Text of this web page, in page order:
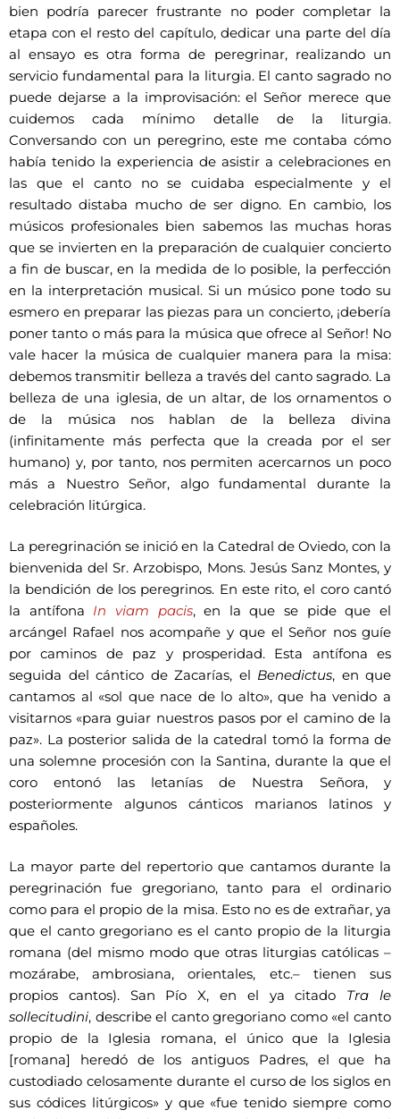
bien podría parecer frustrante no poder completar la
etapa con el resto del capítulo, dedicar una parte del día
al ensayo es otra forma de peregrinar, realizando un
servicio fundamental para la liturgia. El canto sagrado no
puede dejarse a la improvisación: el Señor merece que
cuidemos cada mínimo detalle de la liturgia.
Conversando con un peregrino, este me contaba cómo
había tenido la experiencia de asistir a celebraciones en
las que el canto no se cuidaba especialmente y el
resultado distaba mucho de ser digno. En cambio, los
músicos profesionales bien sabemos las muchas horas
que se invierten en la preparación de cualquier concierto
a fin de buscar, en la medida de lo posible, la perfección
en la interpretación musical. Si un músico pone todo su
esmero en preparar las piezas para un concierto, ¡debería
poner tanto o más para la música que ofrece al Señor! No
vale hacer la música de cualquier manera para la misa:
debemos transmitir belleza a través del canto sagrado. La
belleza de una iglesia, de un altar, de los ornamentos o
de la música nos hablan de la belleza divina
(infinitamente más perfecta que la creada por el ser
humano) y, por tanto, nos permiten acercarnos un poco
más a Nuestro Señor, algo fundamental durante la
celebración litúrgica.
La peregrinación se inició en la Catedral de Oviedo, con la
bienvenida del Sr. Arzobispo, Mons. Jesús Sanz Montes, y
la bendición de los peregrinos. En este rito, el coro cantó
la antífona In viam pacis, en la que se pide que el
arcángel Rafael nos acompañe y que el Señor nos guíe
por caminos de paz y prosperidad. Esta antífona es
seguida del cántico de Zacarías, el Benedictus, en que
cantamos al «sol que nace de lo alto», que ha venido a
visitarnos «para guiar nuestros pasos por el camino de la
paz». La posterior salida de la catedral tomó la forma de
una solemne procesión con la Santina, durante la que el
coro entonó las letanías de Nuestra Señora, y
posteriormente algunos cánticos marianos latinos y
españoles.
La mayor parte del repertorio que cantamos durante la
peregrinación fue gregoriano, tanto para el ordinario
como para el propio de la misa. Esto no es de extrañar, ya
que el canto gregoriano es el canto propio de la liturgia
romana (del mismo modo que otras liturgias católicas –
mozárabe, ambrosiana, orientales, etc.– tienen sus
propios cantos). San Pío X, en el ya citado Tra le
sollecitudini, describe el canto gregoriano como «el canto
propio de la Iglesia romana, el único que la Iglesia
[romana] heredó de los antiguos Padres, el que ha
custodiado celosamente durante el curso de los siglos en
sus códices litúrgicos» y que «fue tenido siempre como